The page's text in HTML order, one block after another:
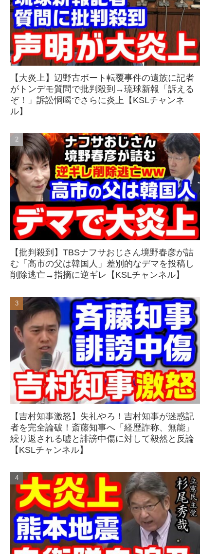
【大炎上】辺野古ボート転覆事件の遺族に記者
がトンデモ質問で批判殺到→琉球新報「訴える
ぞ！」訴訟恫喝でさらに炎上【KSLチャンネ
ル】
【批判殺到】TBSナフサおじさん境野春彦が詰
む「高市の父は韓国人」差別的なデマを投稿し
削除逃亡→指摘に逆ギレ【KSLチャンネル】
【吉村知事激怒】失礼やろ！吉村知事が迷惑記
者を完全論破！斎藤知事へ「経歴詐称、無能」
繰り返される嘘と誹謗中傷に対して毅然と反論
【KSLチャンネル】